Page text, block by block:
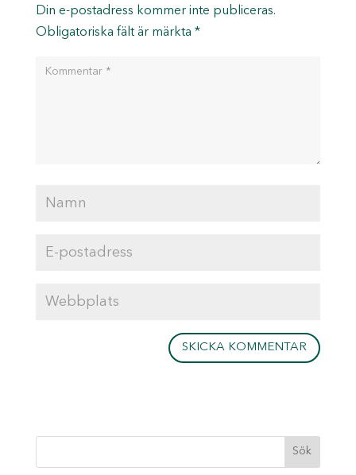
Din e-postadress kommer inte publiceras.
Obligatoriska fält är märkta *